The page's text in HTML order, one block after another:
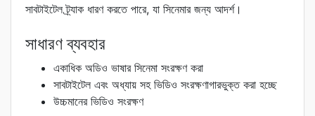
সাবটাইটেল ট্র্যাক ধারণ করতে পারে, যা সিনেমার জন্য আদর্শ।
সাধারণ ব্যবহার
একাধিক অডিও ভাষার সিনেমা সংরক্ষণ করা
সাবটাইটেল এবং অধ্যায় সহ ভিডিও সংরক্ষণাগারভুক্ত করা হচ্ছে
উচ্চমানের ভিডিও সংরক্ষণ